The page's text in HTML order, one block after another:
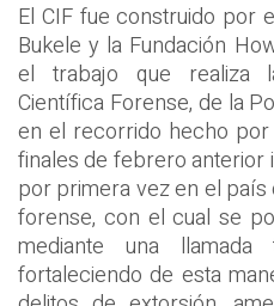
El CIF fue construido por
Bukele y la Fundación
el trabajo que realiza
Científica Forense, de la
en el recorrido hecho
finales de febrero anterior
por primera vez en el
forense, con el cual se
mediante una llamada
fortaleciendo de esta